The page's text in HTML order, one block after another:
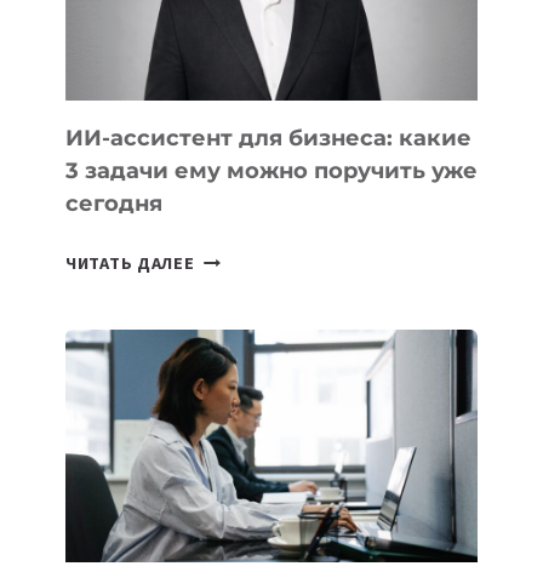
ТАДЖИКИСТАНА
ИИ-ассистент для бизнеса: какие
3 задачи ему можно поручить уже
сегодня
ЧИТАТЬ ДАЛЕЕ ИИ-
БИЗНЕСА:
КАКИЕ
3
ЗАДАЧИ
ЕМУ
МОЖНО
ПОРУЧИТЬ
УЖЕ